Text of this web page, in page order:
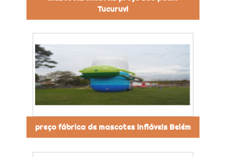
Tucuruvi
preço fábrica de mascotes infláveis Belém